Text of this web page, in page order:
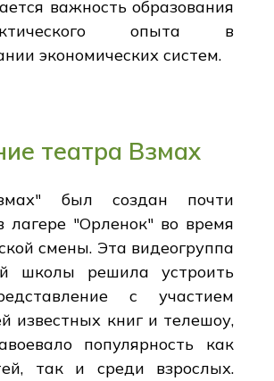
важность образования
опыта в
экономических систем.
театра Взмах
был создан почти
лагере "Орленок" во время
смены. Эта видеогруппа
школы решила устроить
с участием
известных книг и телешоу,
популярность как
так и среди взрослых.